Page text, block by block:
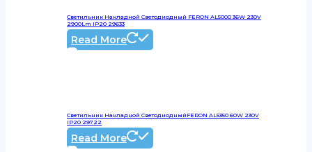
Светильник Накладной Светодиодный FERON AL5000 36W 230V
2900Lm IP20 29633
Read More
Светильник Накладной СветодиодныйFERON AL5350 60W 230V
IP20 29722
Read More